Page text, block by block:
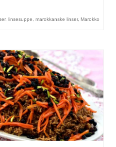
, linsesuppe marokkanske linser, Marokko